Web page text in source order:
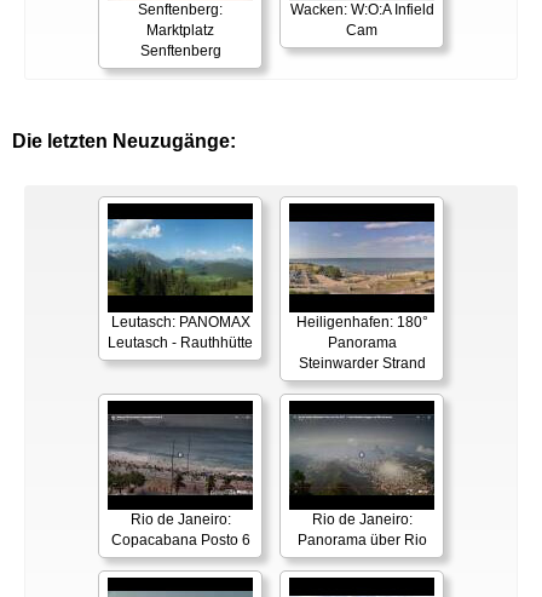
Senftenberg:
Marktplatz
Senftenberg
Wacken: W:O:A Infield
Cam
Die letzten Neuzugänge:
Leutasch: PANOMAX
Leutasch - Rauthhütte
Heiligenhafen: 180°
Panorama
Steinwarder Strand
Rio de Janeiro:
Copacabana Posto 6
Rio de Janeiro:
Panorama über Rio